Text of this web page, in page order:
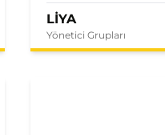
LİYA
Yönetici Grupları